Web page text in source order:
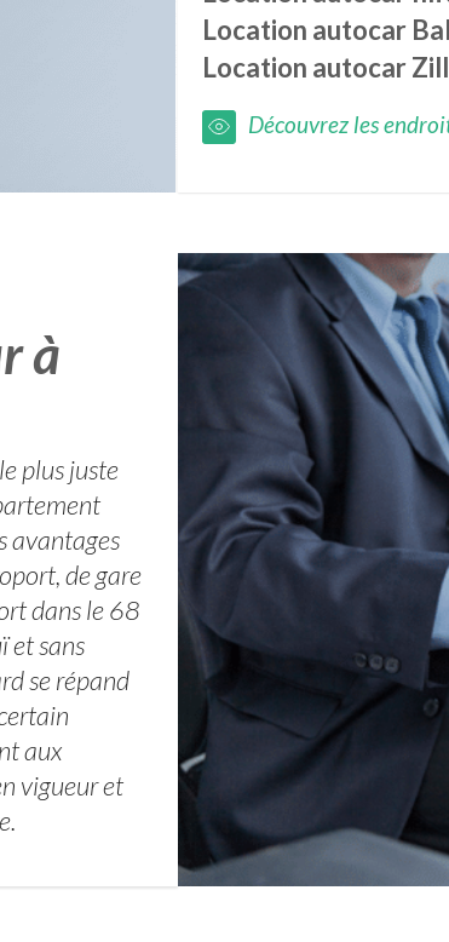
Location autocar
Location autocar
Découvrez les
à
plus juste
avantages
de gare
dans le 68
et sans
se répand
aux
vigueur et